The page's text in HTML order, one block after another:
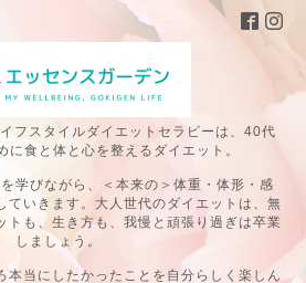
フスタイルダイエットセラピーは、40代
に食と体と心を整えるダイエット。
学びながら、＜本来の＞体重・体形・感
ていきます。大人世代のダイエットは、無
トも、生き方も、我慢と頑張り過ぎは卒業
しましょう。
当にしたかったことを自分らしく楽しん